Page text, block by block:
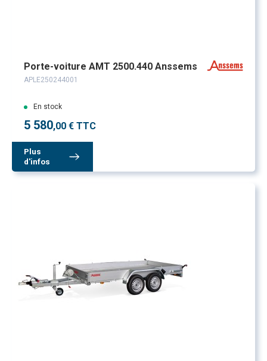
Porte-voiture AMT 2500.440 Anssems
APLE250244001
En stock
5 580,00 € TTC
Plus
d'infos